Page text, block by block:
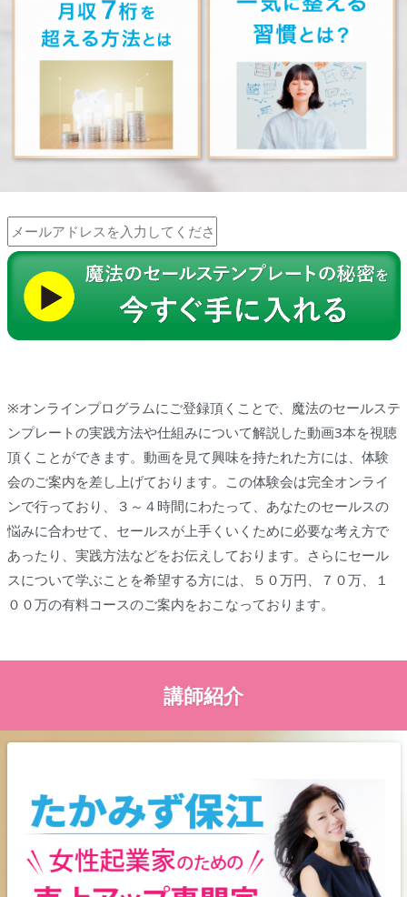
※オンラインプログラムにご登録頂くことで、魔法のセールステ
ンプレートの実践方法や仕組みについて解説した動画3本を視聴
頂くことができます。動画を見て興味を持たれた方には、体験
会のご案内を差し上げております。この体験会は完全オンライ
ンで行っており、３～４時間にわたって、あなたのセールスの
悩みに合わせて、セールスが上手くいくために必要な考え方で
あったり、実践方法などをお伝えしております。さらにセール
スについて学ぶことを希望する方には、５０万円、７０万、１
００万の有料コースのご案内をおこなっております。
講師紹介